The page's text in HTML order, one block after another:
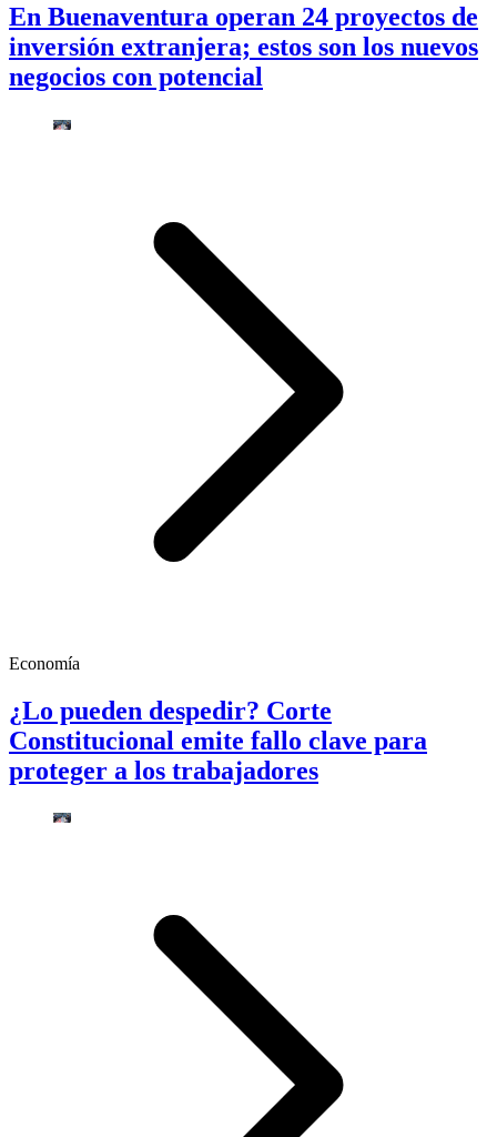
En Buenaventura operan 24 proyectos de
inversión extranjera; estos son los nuevos
negocios con potencial
Economía
¿Lo pueden despedir? Corte
Constitucional emite fallo clave para
proteger a los trabajadores